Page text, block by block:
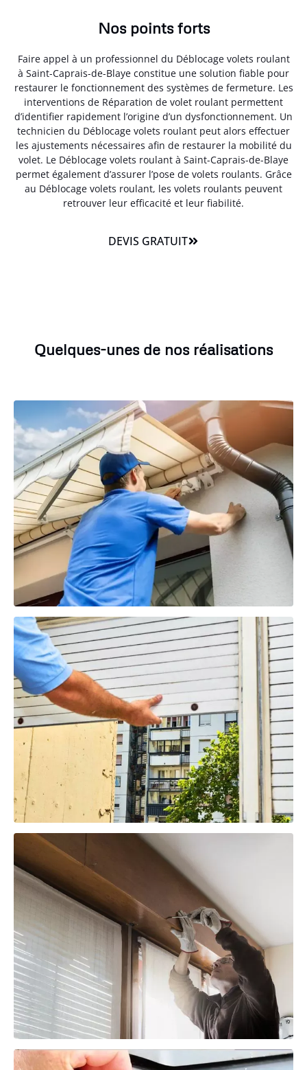
Nos points forts
Faire appel à un professionnel du Déblocage volets roulant
à Saint-Caprais-de-Blaye constitue une solution fiable pour
restaurer le fonctionnement des systèmes de fermeture. Les
interventions de Réparation de volet roulant permettent
d’identifier rapidement l’origine d’un dysfonctionnement. Un
technicien du Déblocage volets roulant peut alors effectuer
les ajustements nécessaires afin de restaurer la mobilité du
volet. Le Déblocage volets roulant à Saint-Caprais-de-Blaye
permet également d’assurer l’pose de volets roulants. Grâce
au Déblocage volets roulant, les volets roulants peuvent
retrouver leur efficacité et leur fiabilité.
DEVIS GRATUIT
Quelques-unes de nos réalisations